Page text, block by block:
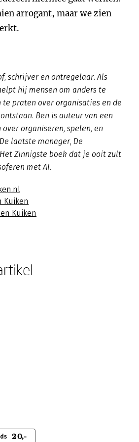
arrogant, maar we zien
schrijver en ontregelaar. Als
hij mensen om anders te
praten over organisaties en de
Ben is auteur van een
organiseren, spelen, en
De laatste manager, De
Het Zinnigste boek dat je ooit zult
met AI.
Kuiken
Kuiken
20,-